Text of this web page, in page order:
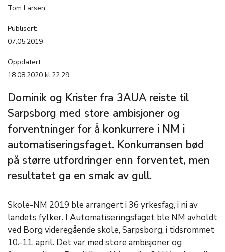
Tom Larsen
Publisert:
07.05.2019
Oppdatert:
18.08.2020 kl.22:29
Dominik og Krister fra 3AUA reiste til
Sarpsborg med store ambisjoner og
forventninger for å konkurrere i NM i
automatiseringsfaget. Konkurransen bød
på større utfordringer enn forventet, men
resultatet ga en smak av gull.
Skole-NM 2019 ble arrangert i 36 yrkesfag, i ni av
landets fylker. I Automatiseringsfaget ble NM avholdt
ved Borg videregående skole, Sarpsborg, i tidsrommet
10.-11. april. Det var med store ambisjoner og